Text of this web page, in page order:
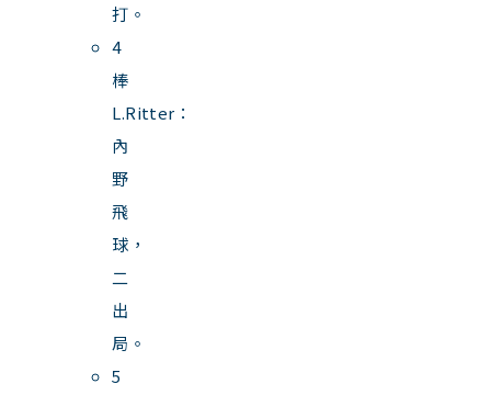
打。
4
棒
L.Ritter：
內
野
飛
球，
二
出
局。
5